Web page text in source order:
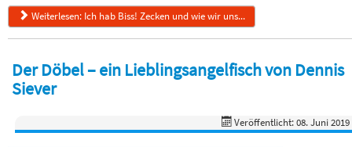
Weiterlesen: Ich hab Biss! Zecken und wie wir uns...
Der Döbel – ein Lieblingsangelfisch von Dennis
Siever
Veröffentlicht: 08. Juni 2019